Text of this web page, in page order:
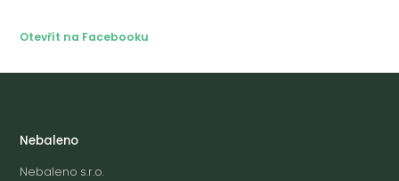
Otevřít na Facebooku
Nebaleno
Nebaleno s.r.o.